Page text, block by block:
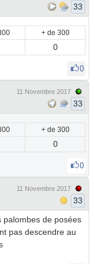
33
+ de 300
0
0
11 Novembre 2017
33
+ de 300
0
0
11 Novembre 2017
33
palombes de posées
pas descendre au